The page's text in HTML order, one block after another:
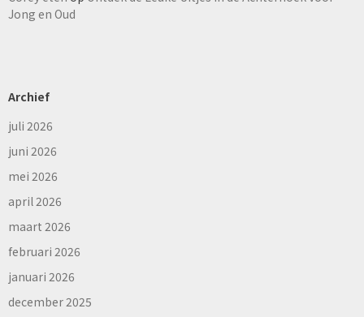
Jong en Oud
Archief
juli 2026
juni 2026
mei 2026
april 2026
maart 2026
februari 2026
januari 2026
december 2025